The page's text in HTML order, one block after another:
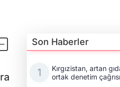
Son Haberler
Kırgızistan, artan
ortak denetim